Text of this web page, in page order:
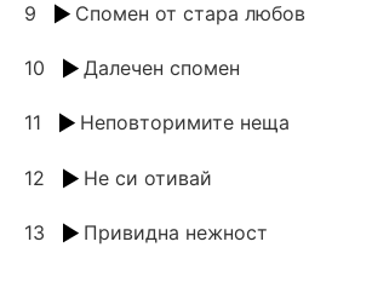
9 Спомен от стара любов
10 Далечен спомен
11 Неповторимите неща
12 Не си отивай
13 Привидна нежност